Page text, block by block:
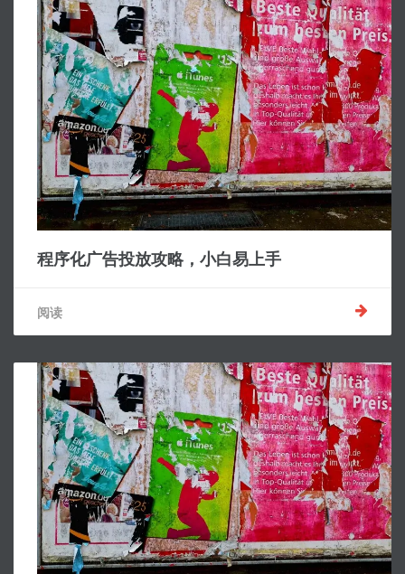
程序化广告投放攻略，小白易上手
阅读